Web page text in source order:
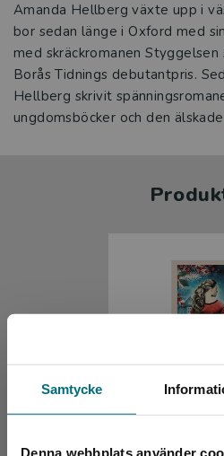
Samtycke
Denna webbplats använder
Amanda Hellberg växte upp i
bor sedan länge i Oxford med
med skräckromanen
Borås Tidnings debutantpris.
Hellberg skrivit
ungdomsböcker och den
Jul i krinolin